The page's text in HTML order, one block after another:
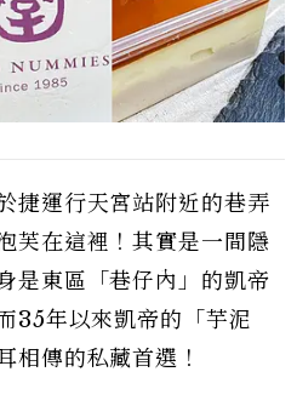
捷運行天宮站附近的巷弄
芙在這裡！其實是一間隱
是東區「巷仔內」的凱帝
35年以來凱帝的「芋泥
相傳的私藏首選！